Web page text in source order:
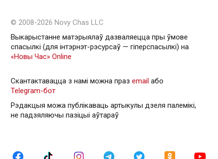
© 2008-2026 Novy Chas LLC
Выкарыстанне матэрыялаў дазваляецца пры ўмове
спасылкі (для інтэрнэт-рэсурсаў — гiперспасылкi) на
«Новы Час» Online
Скантактавацца з намі можна праз email або
Telegram-бот
Рэдакцыя можа публікаваць артыкулы дзеля палемікі,
не падзяляючы пазіцыі аўтараў